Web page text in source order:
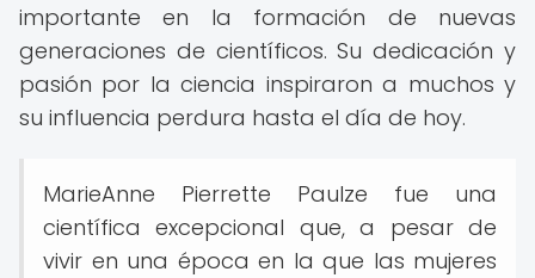
importante en la formación de nuevas
generaciones de científicos. Su dedicación y
pasión por la ciencia inspiraron a muchos y
su influencia perdura hasta el día de hoy.
MarieAnne Pierrette Paulze fue una
científica excepcional que, a pesar de
vivir en una época en la que las mujeres